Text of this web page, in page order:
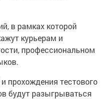
в рамках которой
курьерам и
профессиональном
прохождения тестового
будут разыгрываться